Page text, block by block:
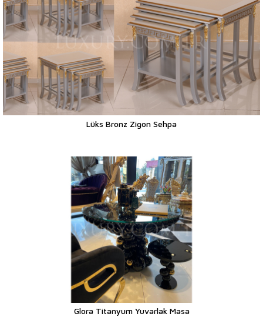
Lüks Bronz Zigon Sehpa
Glora Titanyum Yuvarlak Masa